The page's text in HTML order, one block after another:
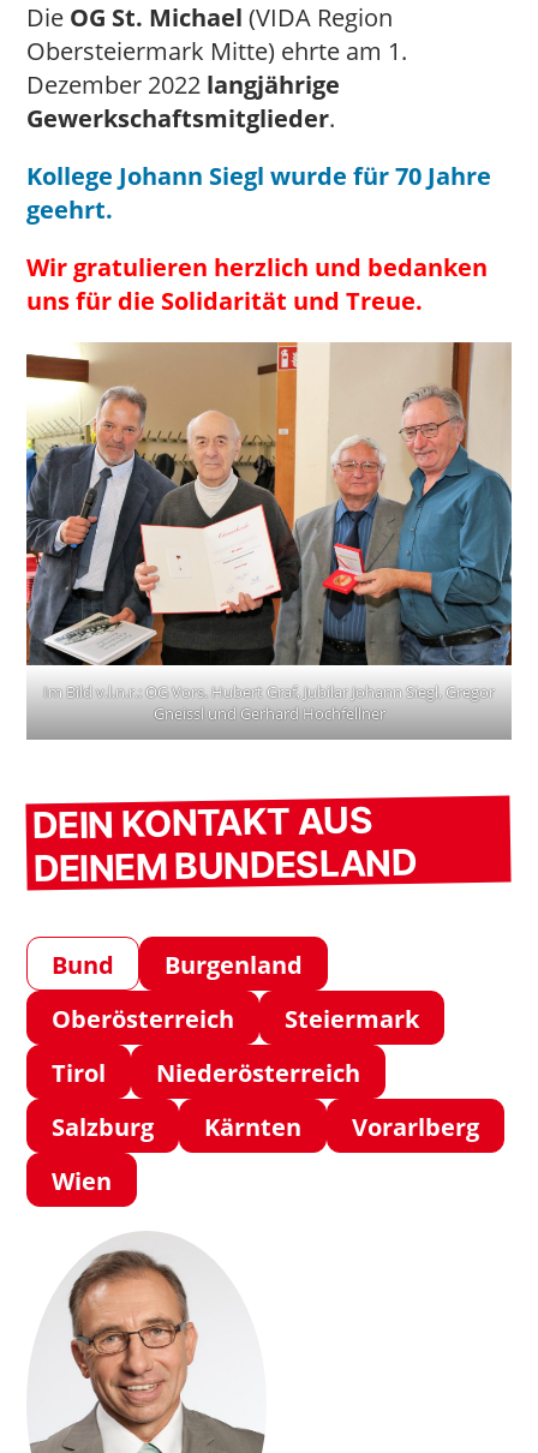
Die OG St. Michael (VIDA Region
Obersteiermark Mitte) ehrte am 1.
Dezember 2022 langjährige
Gewerkschaftsmitglieder.
Kollege Johann Siegl wurde für 70 Jahre
geehrt.
Wir gratulieren herzlich und bedanken
uns für die Solidarität und Treue.
Im Bild v.l.n.r.: OG Vors. Hubert Graf, Jubilar Johann Siegl, Gregor
Gneissl und Gerhard Hochfellner
DEIN KONTAKT AUS
DEINEM BUNDESLAND
Bund
Burgenland
Oberösterreich
Steiermark
Tirol
Niederösterreich
Salzburg
Kärnten
Vorarlberg
Wien